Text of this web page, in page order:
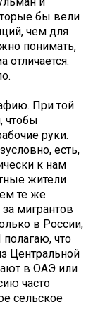
бы вели
чем для
понимать,
отличается.
При той
чтобы
руки.
есть,
к нам
жители
те же
мигрантов
в России,
что
Центральной
в ОАЭ или
часто
сельское